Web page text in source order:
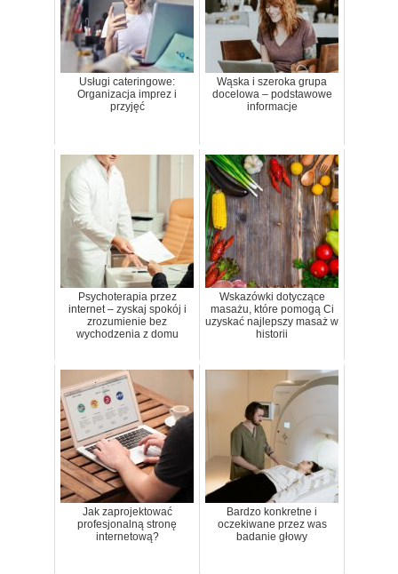
Usługi cateringowe:
Organizacja imprez i
przyjęć
Wąska i szeroka grupa
docelowa – podstawowe
informacje
Psychoterapia przez
internet – zyskaj spokój i
zrozumienie bez
wychodzenia z domu
Wskazówki dotyczące
masażu, które pomogą Ci
uzyskać najlepszy masaż w
historii
Jak zaprojektować
profesjonalną stronę
internetową?
Bardzo konkretne i
oczekiwane przez was
badanie głowy